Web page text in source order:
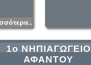
1ο ΝΗΠΙΑΓΩΓΕΙΟ
ΑΦΑΝΤΟΥ